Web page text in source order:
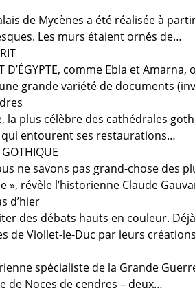
de Mycènes a été réalisée à
Les murs étaient ornés de…
D’ÉGYPTE, comme Ebla et
grande variété de documents
la plus célèbre des cathédrales
qui entourent ses restaurations…
ne savons pas grand-chose
», révèle l’historienne Claude
d’hier
des débats hauts en couleur.
de Viollet-le-Duc par leurs
spécialiste de la Grande
de Noces de cendres – deux…